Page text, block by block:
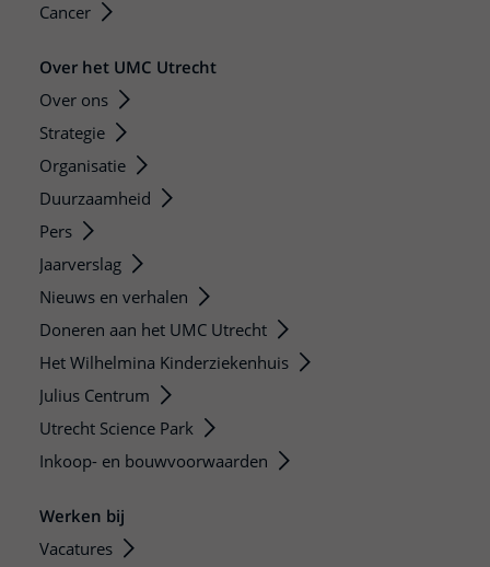
Cancer
Over het UMC Utrecht
Over ons
Strategie
Organisatie
Duurzaamheid
Pers
Jaarverslag
Nieuws en verhalen
Doneren aan het UMC Utrecht
Het Wilhelmina Kinderziekenhuis
Julius Centrum
Utrecht Science Park
Inkoop- en bouwvoorwaarden
Werken bij
Vacatures